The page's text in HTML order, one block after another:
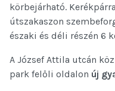
körbejárható.
útszakaszon
északi és déli részén 6
A József Attila utcán
park felőli oldalon új